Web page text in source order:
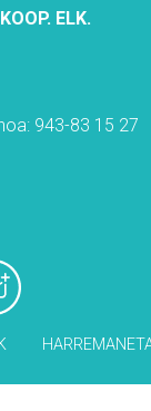
ELK.
943-83 15 27